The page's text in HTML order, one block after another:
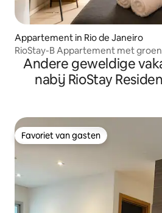
Appartement in Rio de Janeiro
RioStay-B Appartement met
Andere geweldige
nabij RioStay
Favoriet van gasten
Favoriet van gasten